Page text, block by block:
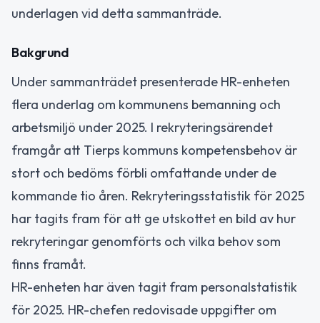
underlagen vid detta sammanträde.
Bakgrund
Under sammanträdet presenterade HR-enheten
flera underlag om kommunens bemanning och
arbetsmiljö under 2025. I rekryteringsärendet
framgår att Tierps kommuns kompetensbehov är
stort och bedöms förbli omfattande under de
kommande tio åren. Rekryteringsstatistik för 2025
har tagits fram för att ge utskottet en bild av hur
rekryteringar genomförts och vilka behov som
finns framåt.
HR-enheten har även tagit fram personalstatistik
för 2025. HR-chefen redovisade uppgifter om